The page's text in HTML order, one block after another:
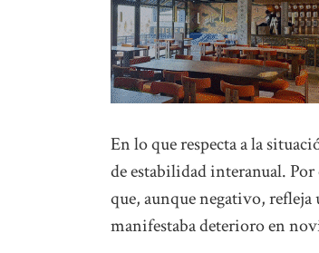
En lo que respecta a la
de estabilidad interanual.
que, aunque negativo, refleja
manifestaba deterioro en